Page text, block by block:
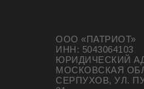
ООО «ПАТРИОТ»
ИНН: 5043064103
ЮРИДИЧЕСКИЙ
МОСКОВСКАЯ
СЕРПУХОВ, УЛ.